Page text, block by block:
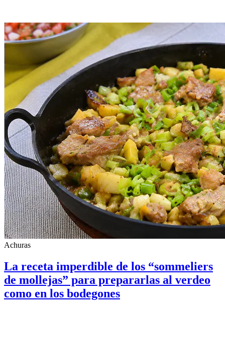
Achuras
La receta imperdible de los “sommeliers
de mollejas” para prepararlas al verdeo
como en los bodegones